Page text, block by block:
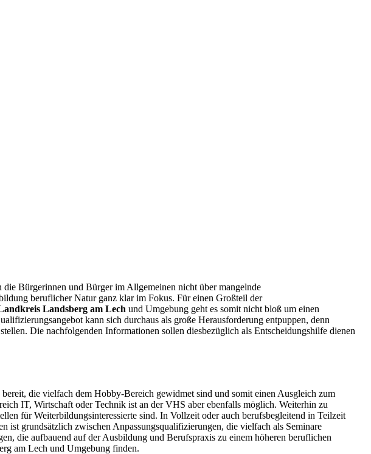
Bürgerinnen und Bürger im Allgemeinen nicht über mangelnde
beruflicher Natur ganz klar im Fokus. Für einen Großteil der
Landsberg am Lech und Umgebung geht es somit nicht bloß um einen
kann sich durchaus als große Herausforderung entpuppen, denn
Die nachfolgenden Informationen sollen diesbezüglich als Entscheidungshilfe dienen
die vielfach dem Hobby-Bereich gewidmet sind und somit einen Ausgleich zum
IT, Wirtschaft oder Technik ist an der VHS aber ebenfalls möglich. Weiterhin zu
für Weiterbildungsinteressierte sind. In Vollzeit oder auch berufsbegleitend in Teilzeit
ist grundsätzlich zwischen Anpassungsqualifizierungen, die vielfach als Seminare
die aufbauend auf der Ausbildung und Berufspraxis zu einem höheren beruflichen
am Lech und Umgebung finden.